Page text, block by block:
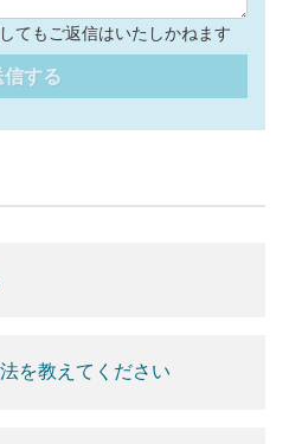
てもご返信はいたしかねます
信する
を教えてください